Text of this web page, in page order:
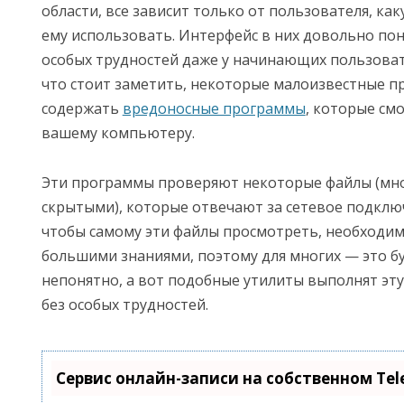
области, все зависит только от пользователя,
ему использовать. Интерфейс в них довольно
особых трудностей даже у начинающих
что стоит заметить, некоторые малоизвестные
содержать вредоносные программы, которые
вашему компьютеру.
Эти программы проверяют некоторые файлы
скрытыми), которые отвечают за сетевое
чтобы самому эти файлы просмотреть,
большими знаниями, поэтому для многих — это
непонятно, а вот подобные утилиты выполнят
без особых трудностей.
Сервис онлайн-записи на собственном